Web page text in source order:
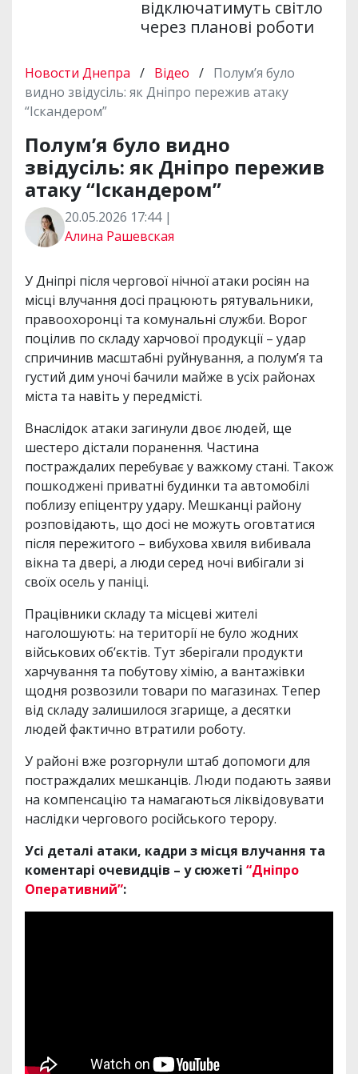
відключатимуть світло
через планові роботи
Новости Днепра / Відео / Полум’я було
видно звідусіль: як Дніпро пережив атаку
“Іскандером”
Полум’я було видно
звідусіль: як Дніпро пережив
атаку “Іскандером”
20.05.2026 17:44 |
Алина Рашевская
У Дніпрі після чергової нічної атаки росіян на
місці влучання досі працюють рятувальники,
правоохоронці та комунальні служби. Ворог
поцілив по складу харчової продукції – удар
спричинив масштабні руйнування, а полум’я та
густий дим уночі бачили майже в усіх районах
міста та навіть у передмісті.
Внаслідок атаки загинули двоє людей, ще
шестеро дістали поранення. Частина
постраждалих перебуває у важкому стані. Також
пошкоджені приватні будинки та автомобілі
поблизу епіцентру удару. Мешканці району
розповідають, що досі не можуть оговтатися
після пережитого – вибухова хвиля вибивала
вікна та двері, а люди серед ночі вибігали зі
своїх осель у паніці.
Працівники складу та місцеві жителі
наголошують: на території не було жодних
військових об’єктів. Тут зберігали продукти
харчування та побутову хімію, а вантажівки
щодня розвозили товари по магазинах. Тепер
від складу залишилося згарище, а десятки
людей фактично втратили роботу.
У районі вже розгорнули штаб допомоги для
постраждалих мешканців. Люди подають заяви
на компенсацію та намагаються ліквідовувати
наслідки чергового російського терору.
Усі деталі атаки, кадри з місця влучання та
коментарі очевидців – у сюжеті “Дніпро
Оперативний”: